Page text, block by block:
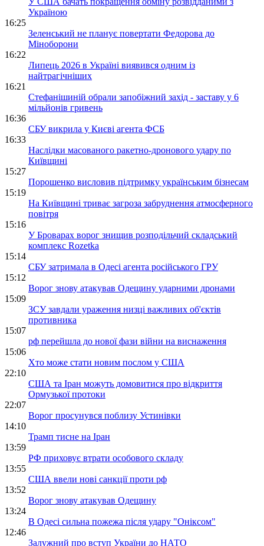
Україною
16:25
Зеленський не планує повертати Федорова до
Міноборони
16:22
Липець 2026 в Україні виявився одним із
найтрагічніших
16:21
Стефанішиній обрали запобіжний захід - заставу у 6
мільйонів гривень
16:36
СБУ викрила у Києві агента ФСБ
16:33
Наслідки масованого ракетно-дронового удару по
Київщині
15:27
Порошенко висловив підтримку українським бізнесам
15:19
На Київщині триває загроза забруднення атмосферного
повітря
15:16
У Броварах ворог знищив розподільчий складський
комплекс Rozetka
15:14
СБУ затримала в Одесі агента російського ГРУ
15:12
Ворог знову атакував Одещину ударними дронами
15:09
ЗСУ завдали ураження низці важливих об'єктів
противника
15:07
рф перейшла до нової фази війни на виснаження
15:06
Хто може стати новим послом у США
22:10
США та Іран можуть домовитися про відкриття
Ормузької протоки
22:07
Ворог просунувся поблизу Устинівки
14:10
Трамп тисне на Іран
13:59
РФ приховує втрати особового складу
13:55
США ввели нові санкції проти рф
13:52
Ворог знову атакував Одещину
13:24
В Одесі сильна пожежа після удару "Оніксом"
12:46
Залужний про вступ України до НАТО